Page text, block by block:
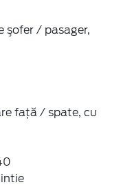
şofer / pasager,
faţă / spate, cu